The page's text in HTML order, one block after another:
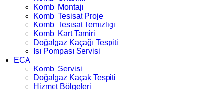
Kombi Montajı
Kombi Tesisat Proje
Kombi Tesisat Temizliği
Kombi Kart Tamiri
Doğalgaz Kaçağı Tespiti
Isı Pompası Servisi
ECA
Kombi Servisi
Doğalgaz Kaçak Tespiti
Hizmet Bölgeleri